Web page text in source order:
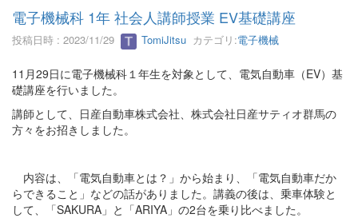
電子機械科 1年 社会人講師授業 EV基礎講座
投稿日時 : 2023/11/29 TomiJitsu カテゴリ:電子機械
11月29日に電子機械科１年生を対象として、電気自動車（EV）基
礎講座を行いました。
講師として、日産自動車株式会社、株式会社日産サティオ群馬の
方々をお招きしました。
内容は、「電気自動車とは？」から始まり、「電気自動車だか
らできること」などの話がありました。講義の後は、乗車体験と
して、「SAKURA」と「ARIYA」の2台を乗り比べました。